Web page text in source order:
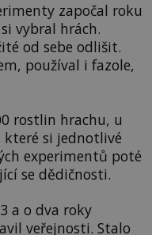
započal roku
vybral hrách.
od sebe odlišit.
používal i fazole,
rostlin hrachu, u
které si jednotlivé
experimentů poté
se dědičnosti.
a o dva roky
veřejnosti. Stalo